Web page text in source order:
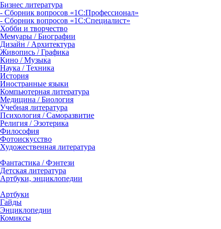
Бизнес литература
- Сборник вопросов «1С:Профессионал»
- Сборник вопросов «1С:Специалист»
Хобби и творчество
Мемуары / Биографии
Дизайн / Архитектура
Живопись / Графика
Кино / Музыка
Наука / Техника
История
Иностранные языки
Компьютерная литература
Медицина / Биология
Учебная литература
Психология / Саморазвитие
Религия / Эзотерика
Философия
Фотоискусство
Художественная литература
Фантастика / Фэнтези
Детская литература
Артбуки, энциклопедии
Артбуки
Гайды
Энциклопедии
Комиксы